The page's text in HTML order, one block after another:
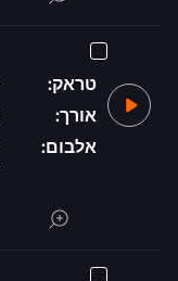
טראק:
אורך:
אלבום: